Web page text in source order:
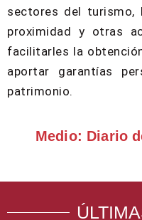
sectores del turismo,
proximidad y otras
facilitarles la
aportar garantías
patrimonio.
Medio: Diario